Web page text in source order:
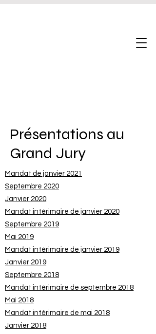
Présentations au
Grand Jury
Mandat de janvier 2021
Septembre 2020
Janvier 2020
Mandat intérimaire de janvier 2020
Septembre 2019
Mai 2019
Mandat intérimaire de janvier 2019
Janvier 2019
Septembre 2018
Mandat intérimaire de septembre 2018
Mai 2018
Mandat intérimaire de mai 2018
Janvier 2018